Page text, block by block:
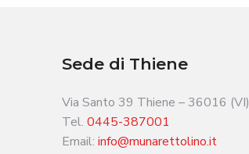
Sede di Thiene
Via Santo 39 Thiene – 36016 (VI)
Tel. 0445-387001
Email: info@munarettolino.it